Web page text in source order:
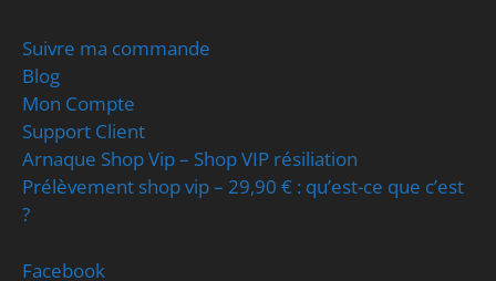
Suivre ma commande
Blog
Mon Compte
Support Client
Arnaque Shop Vip – Shop VIP résiliation
Prélèvement shop vip – 29,90 € : qu’est-ce que c’est
?
Facebook